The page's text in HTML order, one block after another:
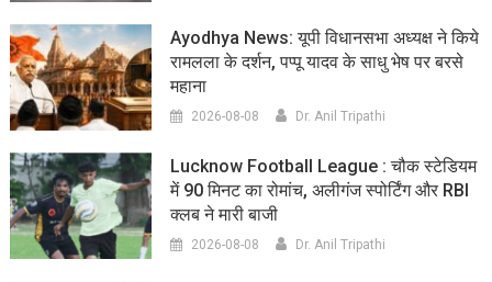
Ayodhya News: यूपी विधानसभा अध्यक्ष ने किये
रामलला के दर्शन, पप्पू यादव के साधु भेष पर बरसे
महाना
2026-08-08 Dr. Anil Tripathi
Lucknow Football League : चौक स्टेडियम
में 90 मिनट का रोमांच, अलीगंज स्पोर्टिंग और RBI
क्लब ने मारी बाजी
2026-08-08 Dr. Anil Tripathi